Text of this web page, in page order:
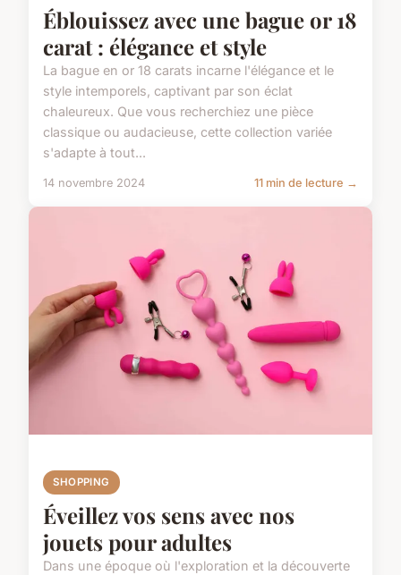
Éblouissez avec une bague or 18
carat : élégance et style
La bague en or 18 carats incarne l'élégance et le
style intemporels, captivant par son éclat
chaleureux. Que vous recherchiez une pièce
classique ou audacieuse, cette collection variée
s'adapte à tout...
14 novembre 2024 11 min de lecture →
SHOPPING
Éveillez vos sens avec nos
jouets pour adultes
Dans une époque où l'exploration et la découverte